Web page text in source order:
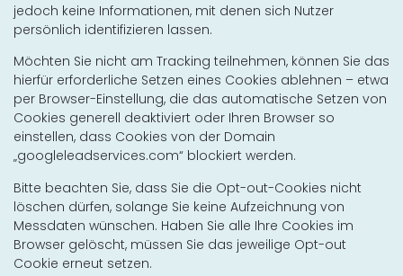
jedoch keine Informationen, mit denen sich Nutzer
persönlich identifizieren lassen.
Möchten Sie nicht am Tracking teilnehmen, können Sie das
hierfür erforderliche Setzen eines Cookies ablehnen – etwa
per Browser-Einstellung, die das automatische Setzen von
Cookies generell deaktiviert oder Ihren Browser so
einstellen, dass Cookies von der Domain
„googleleadservices.com“ blockiert werden.
Bitte beachten Sie, dass Sie die Opt-out-Cookies nicht
löschen dürfen, solange Sie keine Aufzeichnung von
Messdaten wünschen. Haben Sie alle Ihre Cookies im
Browser gelöscht, müssen Sie das jeweilige Opt-out
Cookie erneut setzen.